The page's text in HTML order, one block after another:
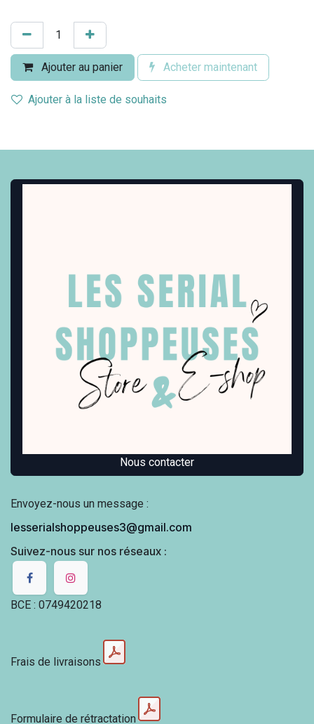
Ajouter au panier Acheter maintenant
Ajouter à la liste de souhaits
Nous contacter
Envoyez-nous un message :
lesserialshoppeuses3@gmail.com
Suivez-nous sur nos réseaux :
BCE : 0749420218
Frais de livraisons
Formulaire de rétractation